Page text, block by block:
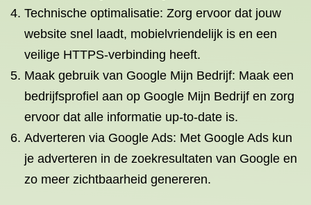
Technische optimalisatie: Zorg ervoor dat jouw
website snel laadt, mobielvriendelijk is en een
veilige HTTPS-verbinding heeft.
Maak gebruik van Google Mijn Bedrijf: Maak een
bedrijfsprofiel aan op Google Mijn Bedrijf en zorg
ervoor dat alle informatie up-to-date is.
Adverteren via Google Ads: Met Google Ads kun
je adverteren in de zoekresultaten van Google en
zo meer zichtbaarheid genereren.